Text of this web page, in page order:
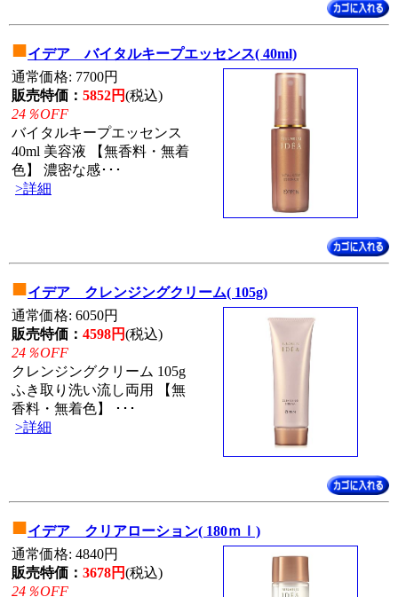
■イデア バイタルキープエッセンス( 40ml)
通常価格: 7700円
販売特価： 5852円(税込)
24％OFF
バイタルキープエッセンス
40ml 美容液 【無香料・無着
色】 濃密な感･･･
>詳細
■イデア クレンジングクリーム( 105g)
通常価格: 6050円
販売特価： 4598円(税込)
24％OFF
クレンジングクリーム 105g
ふき取り洗い流し両用 【無
香料・無着色】 ･･･
>詳細
■イデア クリアローション( 180ｍｌ)
通常価格: 4840円
販売特価： 3678円(税込)
24％OFF